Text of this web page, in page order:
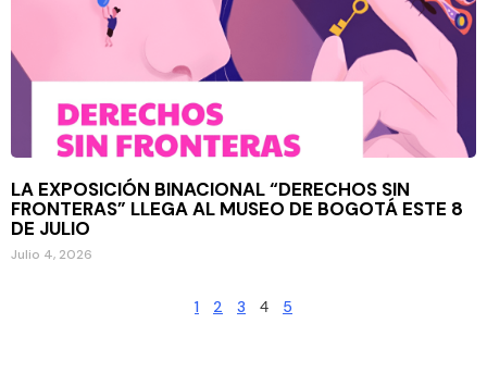
LA EXPOSICIÓN BINACIONAL “DERECHOS SIN
FRONTERAS” LLEGA AL MUSEO DE BOGOTÁ ESTE 8
DE JULIO
Julio 4, 2026
1 2 3 4 5